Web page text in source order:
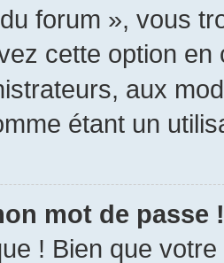
forum », vous
cette option
aux
étant un
mot de passe !
! Bien que